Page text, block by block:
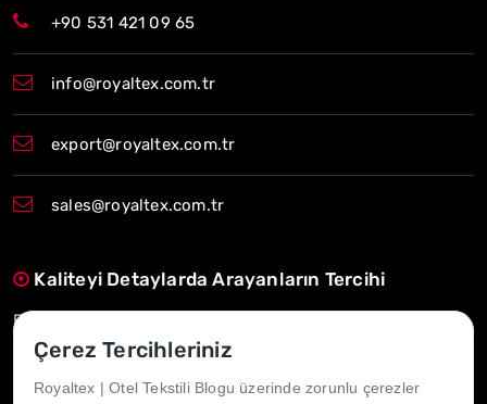
+90 531 421 09 65
info@royaltex.com.tr
export@royaltex.com.tr
sales@royaltex.com.tr
Kaliteyi Detaylarda Arayanların Tercihi
Estetik, konfor ve dayanıklılığı bir araya getiriyoruz.
Zamanında Teslim, Uzun Süreli Güven
Çerez Tercihleriniz
Royaltex | Otel Tekstili Blogu üzerinde zorunlu çerezler